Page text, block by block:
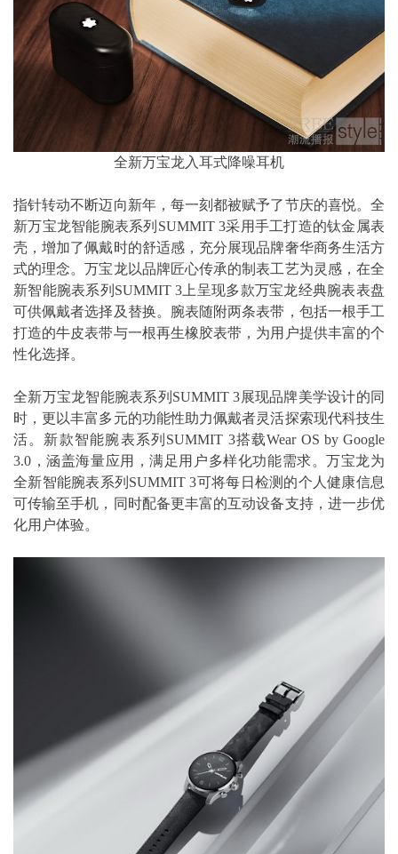
全新万宝龙入耳式降噪耳机
指针转动不断迈向新年，每一刻都被赋予了节庆的喜悦。全
新万宝龙智能腕表系列SUMMIT 3采用手工打造的钛金属表
壳，增加了佩戴时的舒适感，充分展现品牌奢华商务生活方
式的理念。万宝龙以品牌匠心传承的制表工艺为灵感，在全
新智能腕表系列SUMMIT 3上呈现多款万宝龙经典腕表表盘
可供佩戴者选择及替换。腕表随附两条表带，包括一根手工
打造的牛皮表带与一根再生橡胶表带，为用户提供丰富的个
性化选择。
全新万宝龙智能腕表系列SUMMIT 3展现品牌美学设计的同
时，更以丰富多元的功能性助力佩戴者灵活探索现代科技生
活。新款智能腕表系列SUMMIT 3搭载Wear OS by Google
3.0，涵盖海量应用，满足用户多样化功能需求。万宝龙为
全新智能腕表系列SUMMIT 3可将每日检测的个人健康信息
可传输至手机，同时配备更丰富的互动设备支持，进一步优
化用户体验。